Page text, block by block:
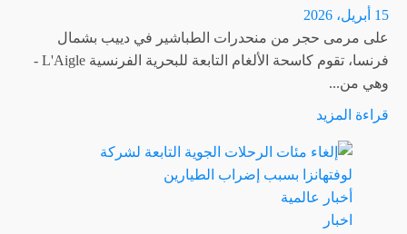
15 أبريل، 2026
على مرمى حجر من منحدرات الطباشير في دييب بشمال
فرنسا، تقوم كاسحة الألغام التابعة للبحرية الفرنسية L'Aigle -
وهي من...
قراءة المزيد
عن
تقوم
كاسحة
أخبار عالمية
اخبار